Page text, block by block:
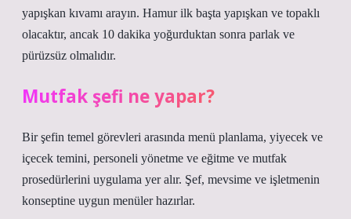
yapışkan kıvamı arayın. Hamur ilk başta yapışkan ve topaklı
olacaktır, ancak 10 dakika yoğurduktan sonra parlak ve
pürüzsüz olmalıdır.
Mutfak şefi ne yapar?
Bir şefin temel görevleri arasında menü planlama, yiyecek ve
içecek temini, personeli yönetme ve eğitme ve mutfak
prosedürlerini uygulama yer alır. Şef, mevsime ve işletmenin
konseptine uygun menüler hazırlar.